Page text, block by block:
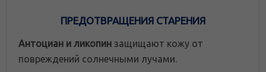
ПРЕДОТВРАЩЕНИЯ СТАРЕНИЯ
Антоциан и ликопин защищают кожу от
повреждений солнечными лучами.